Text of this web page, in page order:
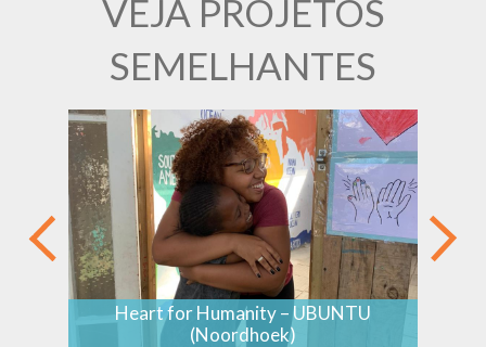
VEJA PROJETOS
SEMELHANTES
Heart for Humanity – UBUNTU
(Noordhoek)